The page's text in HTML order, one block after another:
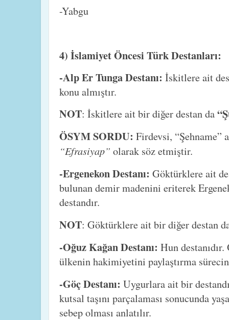
-Yabgu
4) İslamiyet Öncesi Türk Destanları:
-Alp Er Tunga Destanı: İskitlere ait
konu almıştır.
NOT: İskitlere ait bir diğer destan da
ÖSYM SORDU: Firdevsi, “Şehname”
“Efrasiyap” olarak söz etmiştir.
-Ergenekon Destanı: Göktürklere ait
bulunan demir madenini eriterek
destandır.
NOT: Göktürklere ait bir diğer destan
-Oğuz Kağan Destanı: Hun destanıdır.
ülkenin hakimiyetini paylaştırma
-Göç Destanı: Uygurlara ait bir
kutsal taşını parçalaması sonucunda
sebep olması anlatılır.